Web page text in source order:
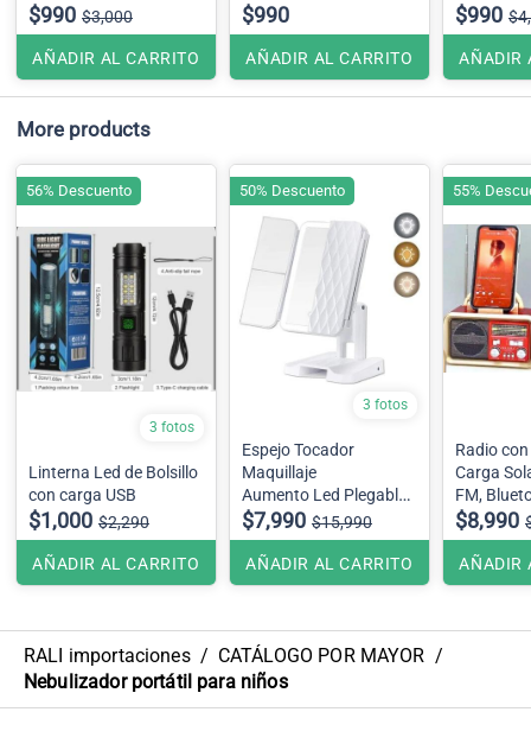
de espalda, rodilla,
cuello y codo
$990 $3,000
AÑADIR AL CARRITO
$990
AÑADIR AL CARRITO
$990
AÑADIR
More products
3 fotos
Linterna Led de Bolsillo
con carga USB
$1,000 $2,290
AÑADIR AL CARRITO
56% Descuento
3 fotos
Espejo Tocador
Maquillaje
Aumento Led Plegable
Colores Blanco y Negro
$7,990 $15,990
AÑADIR AL CARRITO
50% Descuento
Radio
Carga
FM,
entrada
cuenta
opción
$8,990
AÑADIR
55%
RALI importaciones / CATÁLOGO POR MAYOR /
Nebulizador portátil para niños